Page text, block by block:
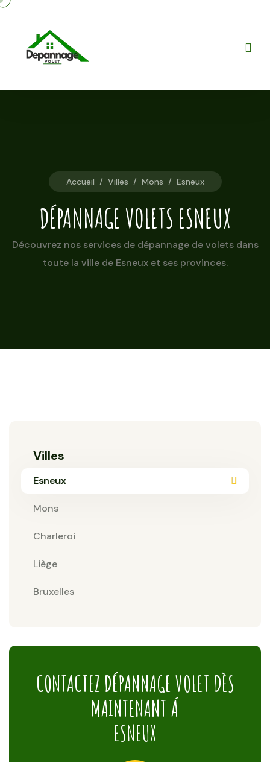
Accueil / Villes / Mons / Esneux
DÉPANNAGE VOLETS ESNEUX
Découvrez nos services de dépannage de volets dans
toute la ville de Esneux et ses provinces.
Villes
Esneux
Mons
Charleroi
Liège
Bruxelles
CONTACTEZ DÉPANNAGE VOLET DÈS
MAINTENANT Á
ESNEUX